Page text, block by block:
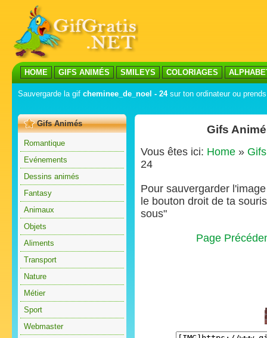
HOME GIFS ANIMÉS SMILEYS COLORIAGES
Sauvergarde la gif cheminee_de_noel - 24sur ton ordinateur ou
Gifs Animés
Romantique
Evénements
Dessins animés
Fantasy
Animaux
Objets
Aliments
Transport
Nature
Métier
Sport
Webmaster
Gifs
Vous êtes ici: Home »
24
Pour sauvergarder
le bouton droit de ta
sous"
Page